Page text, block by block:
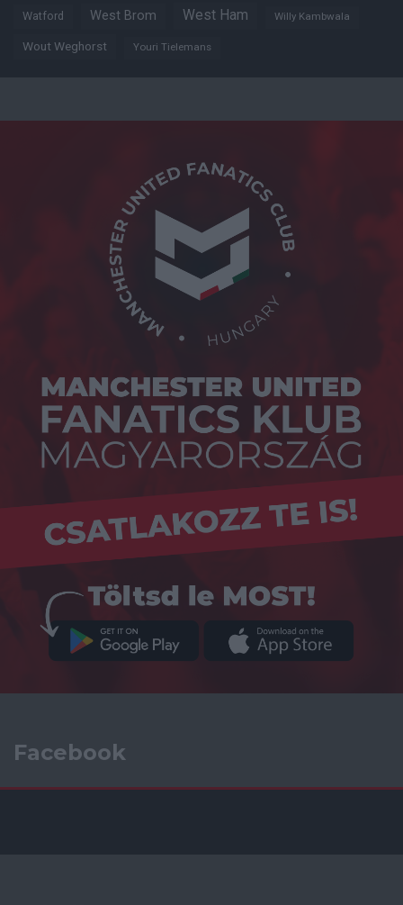
Watford West Brom West Ham Willy Kambwala
Wout Weghorst Youri Tielemans
Facebook